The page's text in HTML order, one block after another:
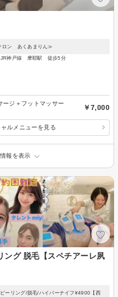
ロン あくあまりん≫
JR神戸線 摩耶駅 徒歩5分
ジ＋フットマッサー
￥7,000
ルメニューを見る
報を表示
ング 脱毛【スペチアーレ夙
ーリング/脱毛/ハイパーナイフ¥4900【西